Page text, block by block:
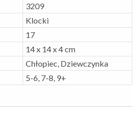
3209
Klocki
17
14 x 14 x 4 cm
Chłopiec, Dziewczynka
5-6, 7-8, 9+